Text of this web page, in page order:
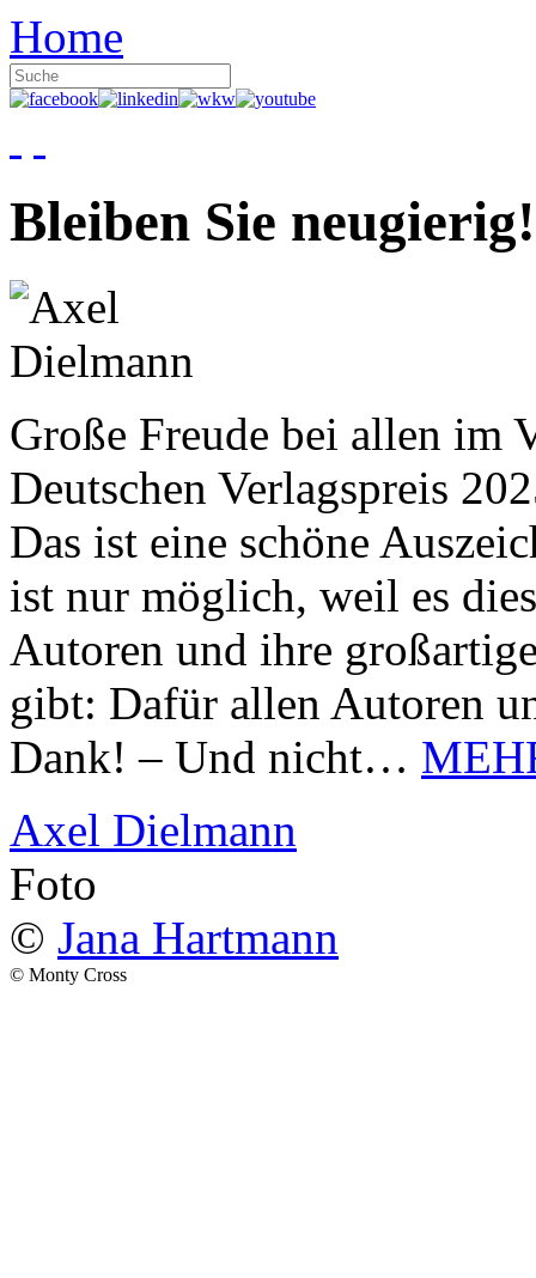
Home
Bleiben Sie neugierig!
Große Freude bei allen im
Deutschen Verlagspreis
Das ist eine schöne
ist nur möglich, weil es
Autoren und ihre
gibt: Dafür allen Autoren
Dank! – Und nicht…
Axel Dielmann
Foto
© Jana Hartmann
© Monty Cross